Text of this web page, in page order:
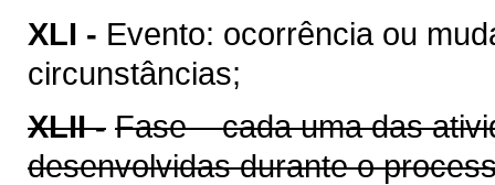
XLI - Evento: ocorrência ou
circunstâncias;
XLII - Fase – cada uma das
desenvolvidas durante o